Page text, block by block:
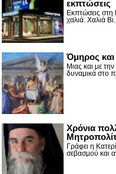
εκπτώσεις
Εκπτώσεις
χαλιά. Χαλιά
Όμηρος
Μιας και με
δυναμικά στο
Χρόνια
Γράφει η
σεβασμού και